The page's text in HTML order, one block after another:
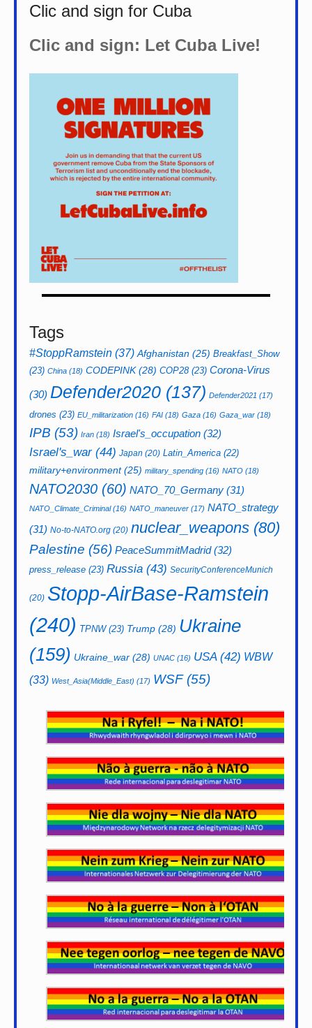
Clic and sign for Cuba
Clic and sign: Let Cuba Live!
Tags
#StoppRamstein (37) Afghanistan (25) Breakfast_Show
(23) China (18) CODEPINK(28) COP28(23) Corona-Virus
(30) Defender2020 (137) Defender2021 (17)
drones (23) EU_militarization (16) FAI (18) Gaza (16) Gaza_war (18)
IPB (53) Iran (18) Israel's_occupation (32)
Israel's_war(44) Japan (20) Latin_America (22)
military+environment(25) military_spending (16) NATO (18)
NATO2030 (60) NATO_70_Germany (31)
NATO_Climate_Criminal(16) NATO_maneuver (17) NATO_strategy
(31) No-to-NATO.org (20) nuclear_weapons (80)
Palestine (56) PeaceSummitMadrid(32)
press_release (23) Russia (43) SecurityConferenceMunich
(20) Stopp-AirBase-Ramstein
(240) TPNW(23) Trump (28) Ukraine
(159) Ukraine_war (28) UNAC (16) USA(42) WBW
(33) West_Asia(Middle_East) (17) WSF(55)